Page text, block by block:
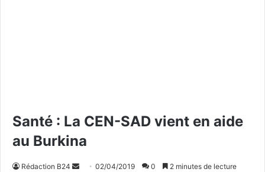
Santé : La CEN-SAD vient en aide
au Burkina
Rédaction B24 02/04/2019 0 2 minutes de lecture